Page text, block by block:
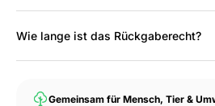
Wie lange ist das Rückgaberecht?
Gemeinsam für Mensch, Tier &